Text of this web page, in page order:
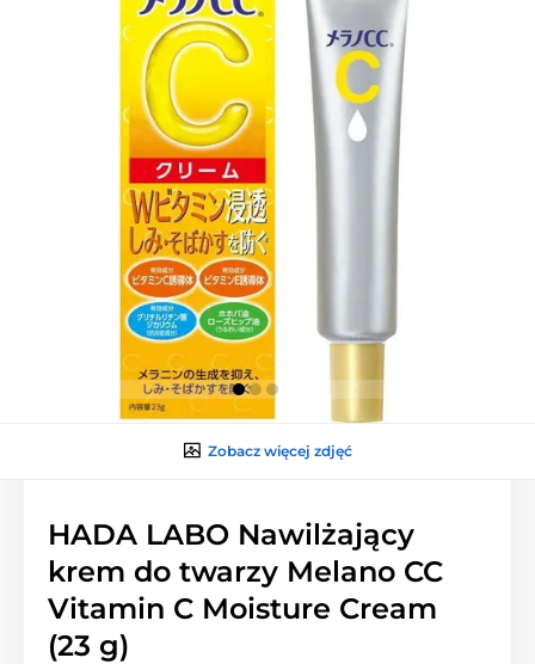
Zobacz więcej zdjęć
HADA LABO Nawilżający
krem do twarzy Melano CC
Vitamin C Moisture Cream
(23 g)